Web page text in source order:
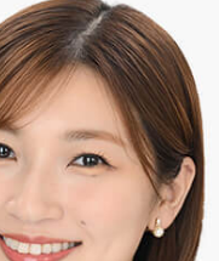
TOP
TOPページ